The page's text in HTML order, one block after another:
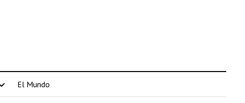
El Mundo